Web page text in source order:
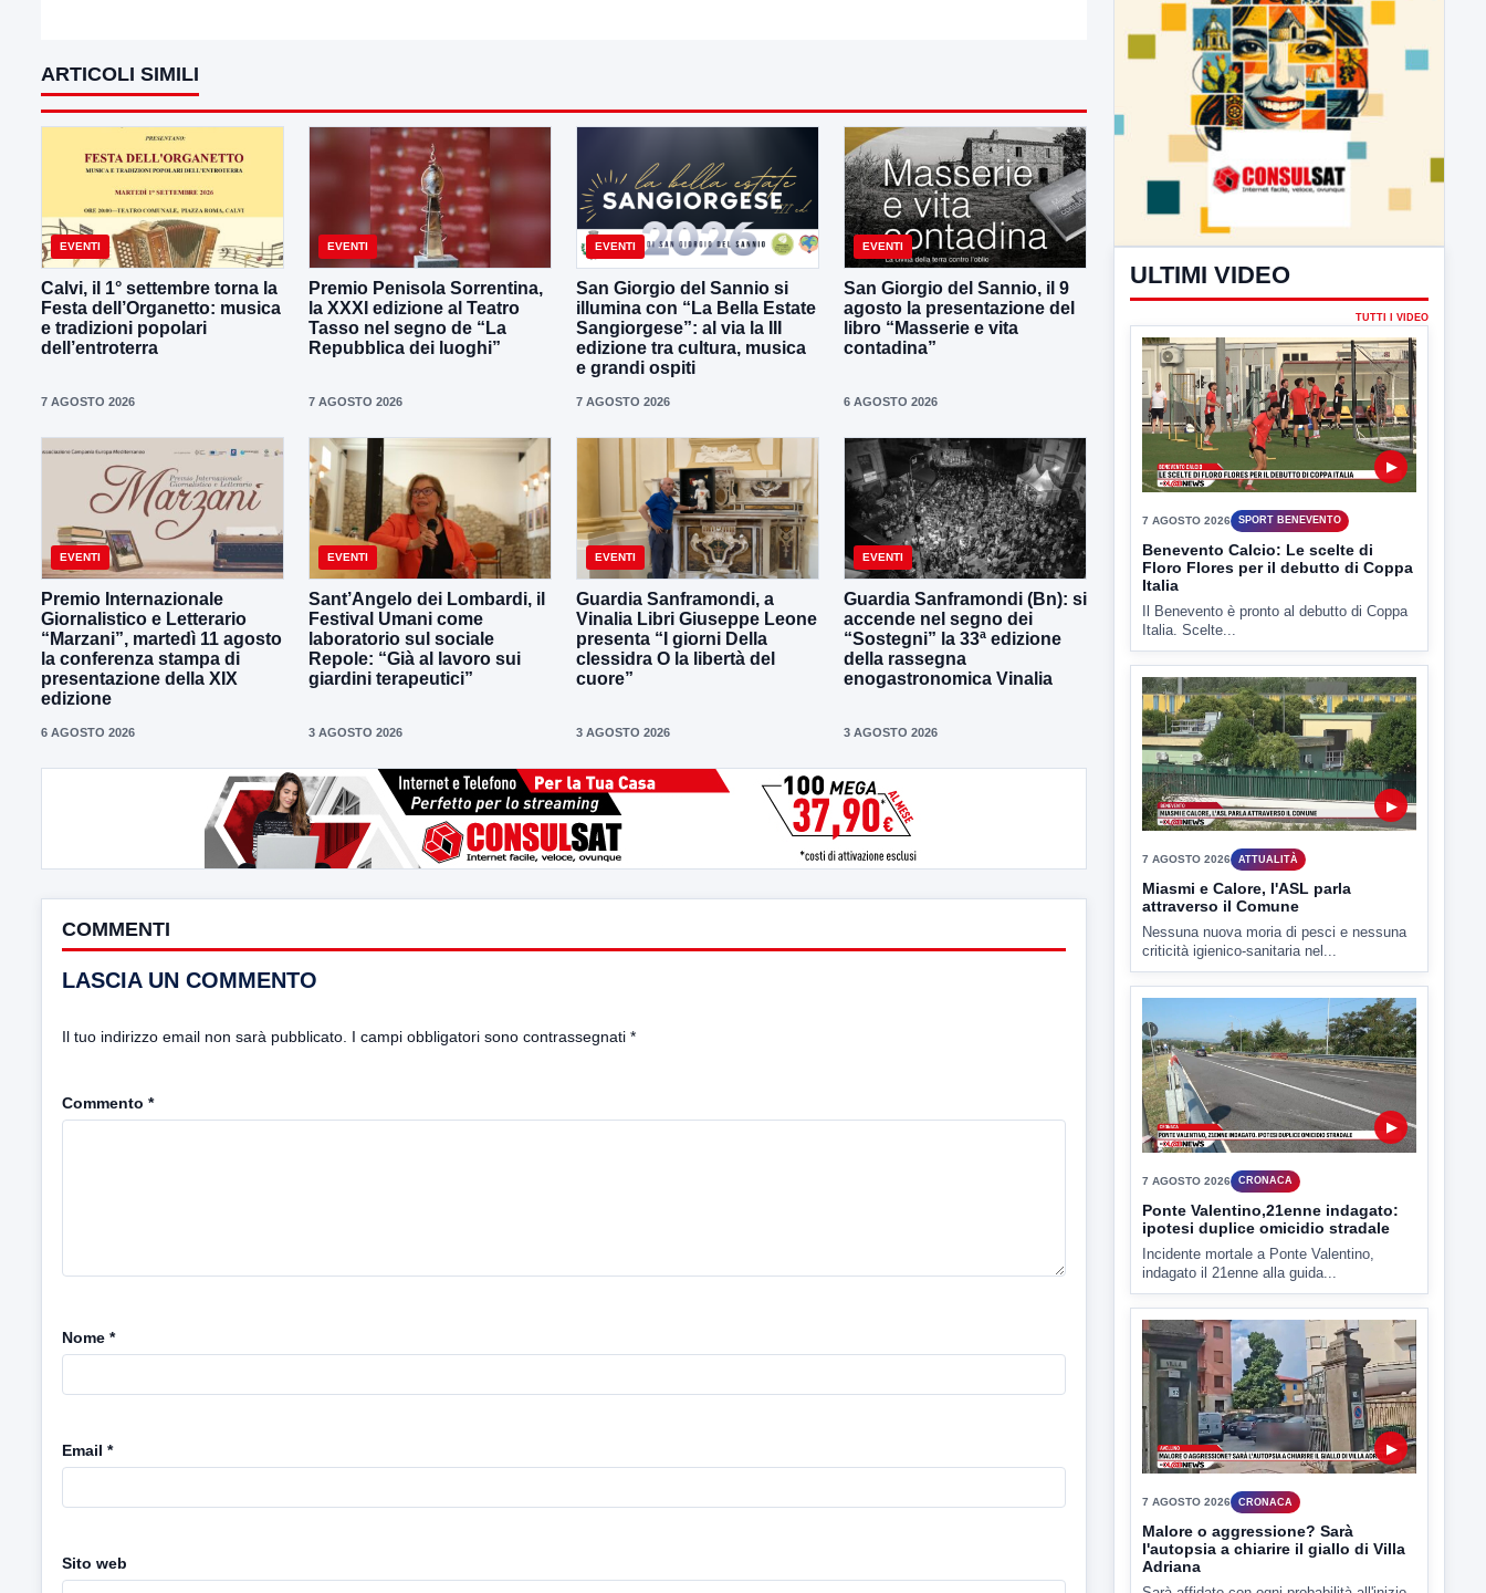
ARTICOLI SIMILI
EVENTI
Calvi, il 1° settembre torna la
Festa dell’Organetto: musica
e tradizioni popolari
dell’entroterra
7 AGOSTO 2026
EVENTI
Premio Penisola Sorrentina,
la XXXI edizione al Teatro
Tasso nel segno de “La
Repubblica dei luoghi”
7 AGOSTO 2026
EVENTI
San Giorgio del Sannio si
illumina con “La Bella Estate
Sangiorgese”: al via la III
edizione tra cultura, musica
e grandi ospiti
7 AGOSTO 2026
EVENTI
San Giorgio del Sannio, il 9
agosto la presentazione del
libro “Masserie e vita
contadina”
6 AGOSTO 2026
EVENTI
Premio Internazionale
Giornalistico e Letterario
“Marzani”, martedì 11 agosto
la conferenza stampa di
presentazione della XIX
edizione
6 AGOSTO 2026
EVENTI
Sant’Angelo dei Lombardi, il
Festival Umani come
laboratorio sul sociale
Repole: “Già al lavoro sui
giardini terapeutici”
3 AGOSTO 2026
EVENTI
Guardia Sanframondi, a
Vinalia Libri Giuseppe Leone
presenta “I giorni Della
clessidra O la libertà del
cuore”
3 AGOSTO 2026
EVENTI
Guardia Sanframondi (Bn): si
accende nel segno dei
“Sostegni” la 33ª edizione
della rassegna
enogastronomica Vinalia
3 AGOSTO 2026
COMMENTI
LASCIA UN COMMENTO
Il tuo indirizzo email non sarà pubblicato. I campi obbligatori sono contrassegnati *
Commento *
Nome *
Email *
Sito web
ULTIMI VIDEO
TUTTI I VIDEO
7 AGOSTO 2026 SPORT BENEVENTO
Benevento Calcio: Le scelte di
Floro Flores per il debutto di Coppa
Italia
Il Benevento è pronto al debutto di Coppa
Italia. Scelte...
▶
7 AGOSTO 2026 ATTUALITÀ
Miasmi e Calore, l'ASL parla
attraverso il Comune
Nessuna nuova moria di pesci e nessuna
criticità igienico-sanitaria nel...
▶
7 AGOSTO 2026 CRONACA
Ponte Valentino,21enne indagato:
ipotesi duplice omicidio stradale
Incidente mortale a Ponte Valentino,
indagato il 21enne alla guida...